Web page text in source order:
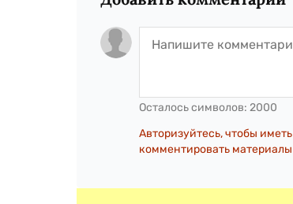
Осталось символов: 2000
Авторизуйтесь, чтобы
комментировать материалы